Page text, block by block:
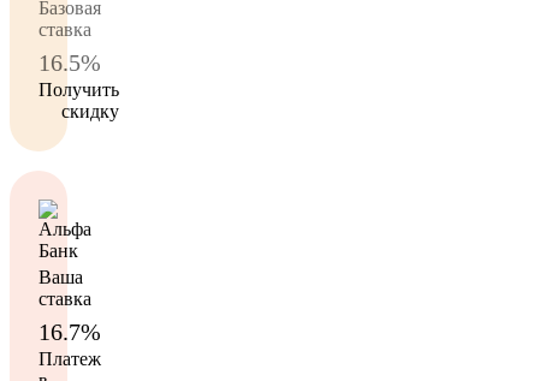
Базовая
ставка
16.5%
Получить
скидку
Ваша
ставка
16.7%
Платеж